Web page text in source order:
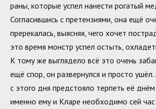
раны, которые успел нанести рогатый
Согласившись с претензиями, она ещё
пререкалась, выясняя, чего хочет
это время монстр успел остыть,
К тому же выглядело всё это очень
ещё спор, он развернулся и просто
с этого дня предстояло терпеть её
именно ему и Кларе необходимо сей час